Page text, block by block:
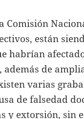
Comisión
están
habrían
, además de
varias
de falsedad
y extorsión, sin